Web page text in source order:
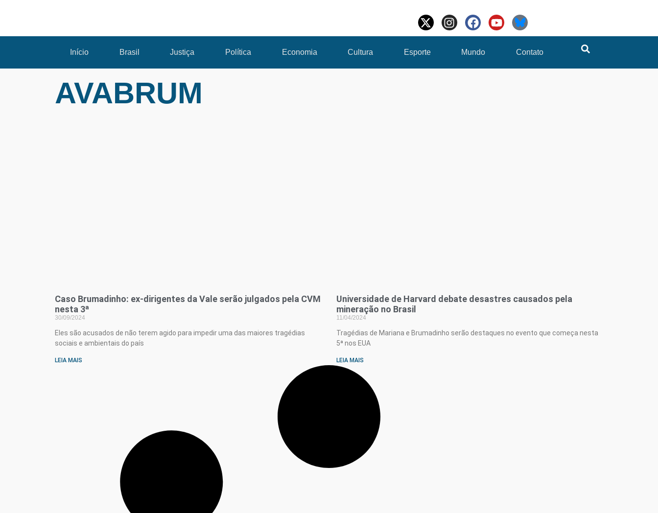
Início Brasil Justiça Política Economia Cultura Esporte Mundo Contato
AVABRUM
Caso Brumadinho: ex-dirigentes da Vale serão julgados pela CVM
nesta 3ª
30/09/2024
Eles são acusados de não terem agido para impedir uma das maiores tragédias
sociais e ambientais do país
LEIA MAIS
Universidade de Harvard debate desastres causados pela
mineração no Brasil
11/04/2024
Tragédias de Mariana e Brumadinho serão destaques no evento que começa nesta
5ª nos EUA
LEIA MAIS